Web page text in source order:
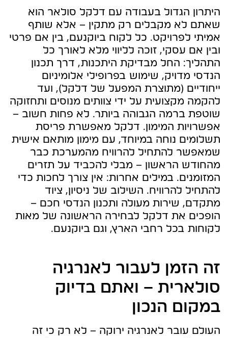
היתרון הגדול בעבודה עם דלקל סולאר הוא
שאתם לא מקבלים רק מתקין – אלא שותף
אמיתי לפרויקט. כל לקוח ביוקנעם, בין אם פרטי
ובין אם עסקי, זוכה לליווי מלא לאורך כל
התהליך: החל מבדיקת היתכנות, דרך תכנון
הנדסי מדויק, שימוש בפרופילי אלומיניום
ייחודיים (מתוצרת המפעל של דלקל), ועד
להקמה מקצועית על ידי צוותים מנוסים ותחזוקה
שוטפת ברמה הגבוהה ביותר. לא פחות חשוב –
אפשרויות המימון. דלקל מאפשרת פריסת
תשלומים נוחה במיוחד, עם מימון מותאם אישית
שמאפשר להתחיל להרוויח מהמערכת כבר
מהחודש הראשון – מבלי להכביד על תזרים
המזומנים. במילים אחרות: אין צורך לחכות כדי
להתחיל להרוויח. השילוב של ניסיון, ציוד
מתקדם, שירות מעולה ותכנון הנדסי חכם –
הופכים את דלקל לבחירה הראשונה של מאות
לקוחות בכל רחבי הארץ, וגם ביוקנעם.
זה הזמן לעבור לאנרגיה
סולארית – ואתם בדיוק
במקום הנכון
העולם עובר לאנרגיה ירוקה – לא רק כי זה